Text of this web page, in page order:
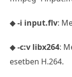
◆-i input.flv:
◆-c:v libx264:
esetben H.264.